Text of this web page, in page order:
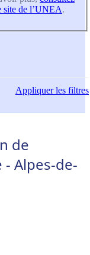
site de l’UNEA.
Appliquerles filtres
de
Alpes-de-